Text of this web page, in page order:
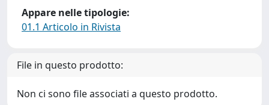
Appare nelle tipologie:
01.1 Articolo in Rivista
File in questo prodotto:
Non ci sono file associati a questo prodotto.